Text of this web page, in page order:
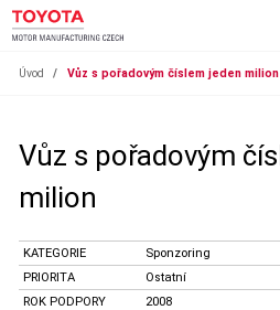
Úvod / Vůz s pořadovým číslem jeden milion
Vůz s pořadovým
milion
KATEGORIE
Sponzoring
PRIORITA
Ostatní
ROK PODPORY
2008